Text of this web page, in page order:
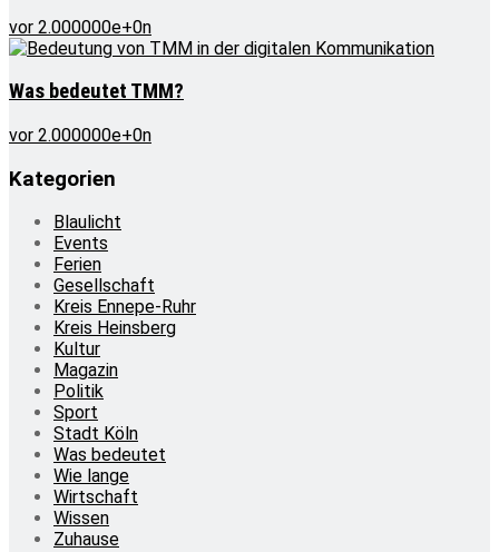
vor 2.000000e+0n
Was bedeutet TMM?
vor 2.000000e+0n
Kategorien
Blaulicht
Events
Ferien
Gesellschaft
Kreis Ennepe-Ruhr
Kreis Heinsberg
Kultur
Magazin
Politik
Sport
Stadt Köln
Was bedeutet
Wie lange
Wirtschaft
Wissen
Zuhause